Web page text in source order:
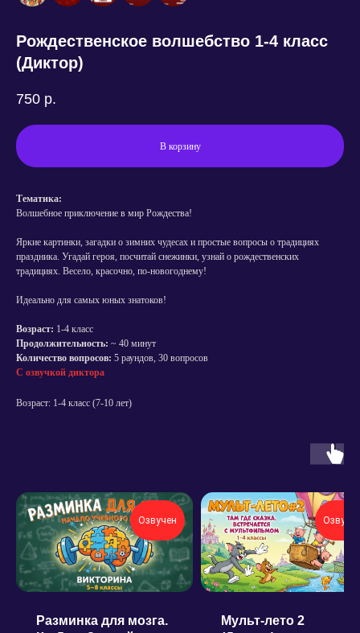
Рождественское волшебство 1-4 класс
(Диктор)
750 р.
В корзину
Тематика:
Волшебное приключение в мир Рождества!
Яркие картинки, загадки о зимних чудесах и простые вопросы о традициях
праздника. Угадай героя, посчитай снежинки, узнай о рождественских
традициях. Весело, красочно, по-новогоднему!
Идеально для самых юных знатоков!
Возраст: 1-4 класс
Продолжительность: ~ 40 минут
Количество вопросов: 5 раундов, 30 вопросов
С озвучкой диктора
Возраст: 1-4 класс (7-10 лет)
Озвучен
Разминка для мозга.
Мульт-лето 2